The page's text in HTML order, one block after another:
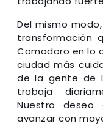
Del mismo
transformación
Comodoro en lo
ciudad más
de la gente de
trabaja
Nuestro deseo
avanzar con